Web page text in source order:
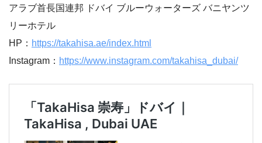
アラブ首長国連邦 ドバイ ブルーウォーターズ バニヤンツ
リーホテル
HP： https://takahisa.ae/index.html
Instagram： https://www.instagram.com/takahisa_dubai/